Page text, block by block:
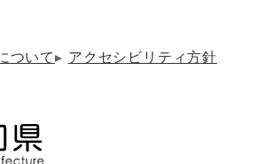
ついて
アクセシビリティ方針